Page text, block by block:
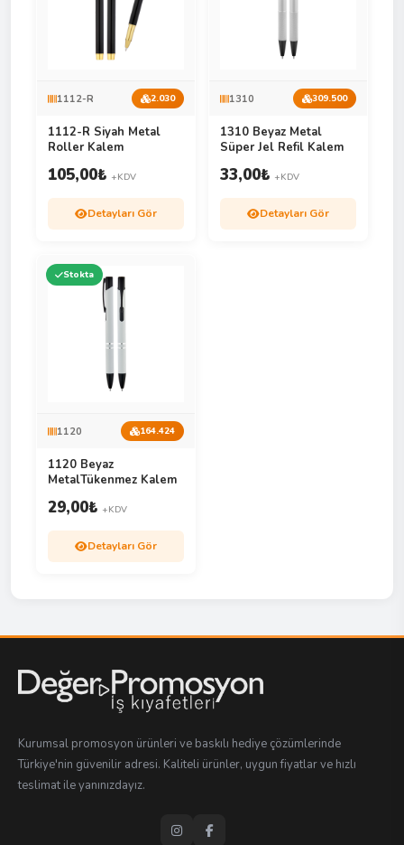
1112-R 2.030
1112-R Siyah Metal
Roller Kalem
105,00₺ +KDV
Detayları Gör
1310 309.500
1310 Beyaz Metal
Süper Jel Refil Kalem
33,00₺ +KDV
Detayları Gör
Stokta
1120 164.424
1120 Beyaz
MetalTükenmez Kalem
29,00₺ +KDV
Detayları Gör
Kurumsal promosyon ürünleri ve baskılı hediye çözümlerinde
Türkiye'nin güvenilir adresi. Kaliteli ürünler, uygun fiyatlar ve hızlı
teslimat ile yanınızdayız.